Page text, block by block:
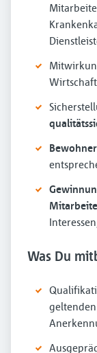
Was Du